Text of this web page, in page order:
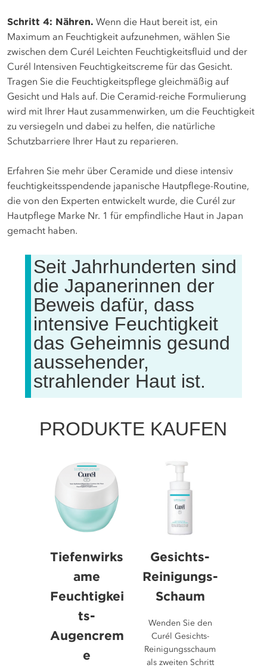
Schritt 4: Nähren. Wenn die Haut bereit ist, ein
Maximum an Feuchtigkeit aufzunehmen, wählen Sie
zwischen dem Curél Leichten Feuchtigkeitsfluid und der
Curél Intensiven Feuchtigkeitscreme für das Gesicht.
Tragen Sie die Feuchtigkeitspflege gleichmäßig auf
Gesicht und Hals auf. Die Ceramid-reiche Formulierung
wird mit Ihrer Haut zusammenwirken, um die Feuchtigkeit
zu versiegeln und dabei zu helfen, die natürliche
Schutzbarriere Ihrer Haut zu reparieren.
Erfahren Sie mehr über Ceramide und diese intensiv
feuchtigkeitsspendende japanische Hautpflege-Routine,
die von den Experten entwickelt wurde, die Curél zur
Hautpflege Marke Nr. 1 für empfindliche Haut in Japan
gemacht haben.
Seit Jahrhunderten sind
die Japanerinnen der
Beweis dafür, dass
intensive Feuchtigkeit
das Geheimnis gesund
aussehender,
strahlender Haut ist.
PRODUKTE KAUFEN
Tiefenwirks
ame
Feuchtigkei
ts-
Augencrem
e
Gesichts-
Reinigungs-
Schaum
Wenden Sie den
Curél Gesichts-
Reinigungsschaum
als zweiten Schritt